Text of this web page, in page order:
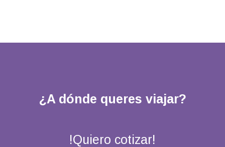
¿A dónde queres viajar?
!Quiero cotizar!